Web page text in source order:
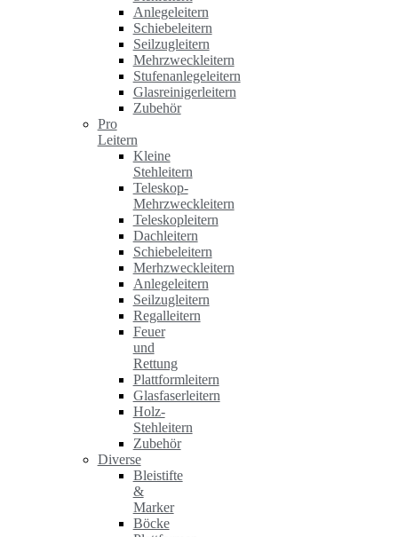
Anlegeleitern
Schiebeleitern
Seilzugleitern
Mehrzweckleitern
Stufenanlegeleitern
Glasreinigerleitern
Zubehör
Pro
Leitern
Kleine
Stehleitern
Teleskop-
Mehrzweckleitern
Teleskopleitern
Dachleitern
Schiebeleitern
Merhzweckleitern
Anlegeleitern
Seilzugleitern
Regalleitern
Feuer
und
Rettung
Plattformleitern
Glasfaserleitern
Holz-
Stehleitern
Zubehör
Diverse
Bleistifte
&
Marker
Böcke